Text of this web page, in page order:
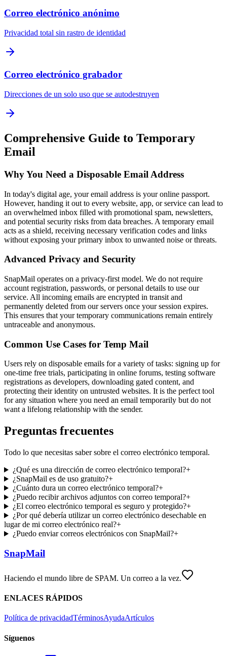
Correo electrónico anónimo
Privacidad total sin rastro de identidad
Correo electrónico grabador
Direcciones de un solo uso que se autodestruyen
Comprehensive Guide to Temporary
Email
Why You Need a Disposable Email Address
In today's digital age, your email address is your online passport.
However, handing it out to every website, app, or service can lead to
an overwhelmed inbox filled with promotional spam, newsletters,
and potential security risks from data breaches. A temporary email
acts as a shield, receiving necessary verification codes and links
without exposing your primary inbox to unwanted noise or threats.
Advanced Privacy and Security
SnapMail operates on a privacy-first model. We do not require
account registration, passwords, or personal details to use our
service. All incoming emails are encrypted in transit and
permanently deleted from our servers once your session expires.
This ensures that your temporary communications remain entirely
untraceable and anonymous.
Common Use Cases for Temp Mail
Users rely on disposable emails for a variety of tasks: signing up for
one-time free trials, participating in online forums, testing software
registrations as developers, downloading gated content, and
protecting their identity on untrusted websites. It is the perfect tool
for any situation where you need an email temporarily but do not
want a lifelong relationship with the sender.
Preguntas frecuentes
Todo lo que necesitas saber sobre el correo electrónico temporal.
¿Qué es una dirección de correo electrónico temporal?+
¿SnapMail es de uso gratuito?+
¿Cuánto dura un correo electrónico temporal?+
¿Puedo recibir archivos adjuntos con correo temporal?+
¿El correo electrónico temporal es seguro y protegido?+
¿Por qué debería utilizar un correo electrónico desechable en
lugar de mi correo electrónico real?+
¿Puedo enviar correos electrónicos con SnapMail?+
SnapMail
Haciendo el mundo libre de SPAM. Un correo a la vez.
ENLACES RÁPIDOS
Política de privacidadTérminosAyudaArtículos
Síguenos